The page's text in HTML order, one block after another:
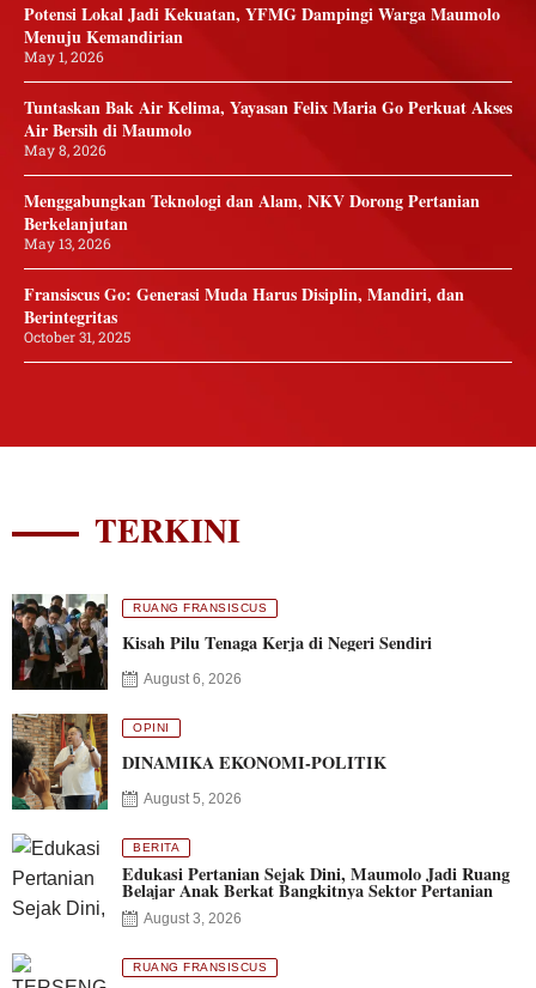
Potensi Lokal Jadi Kekuatan, YFMG Dampingi Warga Maumolo
Menuju Kemandirian
May 1, 2026
Tuntaskan Bak Air Kelima, Yayasan Felix Maria Go Perkuat Akses
Air Bersih di Maumolo
May 8, 2026
Menggabungkan Teknologi dan Alam, NKV Dorong Pertanian
Berkelanjutan
May 13, 2026
Fransiscus Go: Generasi Muda Harus Disiplin, Mandiri, dan
Berintegritas
October 31, 2025
TERKINI
RUANG FRANSISCUS
Kisah Pilu Tenaga Kerja di Negeri Sendiri
August 6, 2026
OPINI
DINAMIKA EKONOMI-POLITIK
August 5, 2026
BERITA
Edukasi Pertanian Sejak Dini, Maumolo Jadi Ruang
Belajar Anak Berkat Bangkitnya Sektor Pertanian
August 3, 2026
RUANG FRANSISCUS